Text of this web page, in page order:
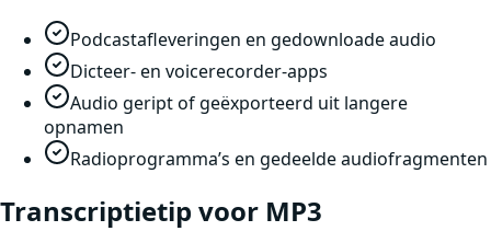
Podcastafleveringen en gedownloade audio
Dicteer- en voicerecorder-apps
Audio geript of geëxporteerd uit langere
opnamen
Radioprogramma’s en gedeelde audiofragmenten
Transcriptietip voor MP3